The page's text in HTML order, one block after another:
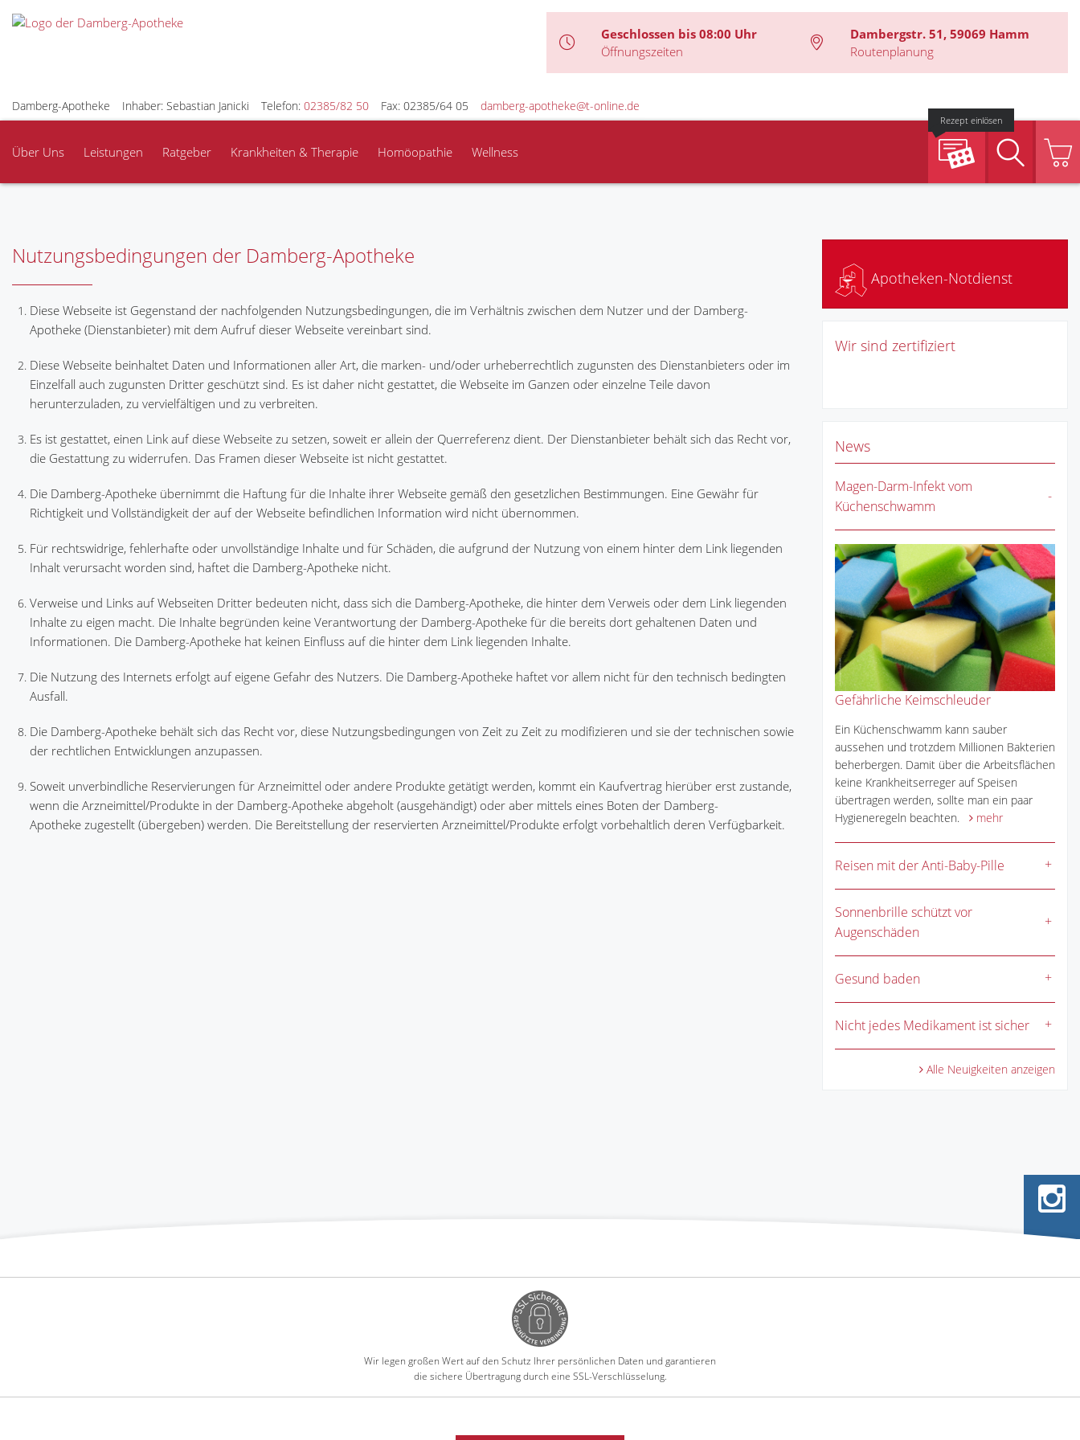
Geschlossen bis 08:00 Uhr
Öffnungszeiten
Dambergstr. 51, 59069 Hamm
Routenplanung
Damberg-Apotheke Inhaber: Sebastian Janicki Telefon: 02385/82 50 Fax: 02385/64 05 damberg-apotheke@t-online.de
Über Uns Leistungen Ratgeber Krankheiten & Therapie Homöopathie Wellness
Rezept einlösen
Suche
Nutzungsbedingungen der Damberg-Apotheke
Diese Webseite ist Gegenstand der nachfolgenden Nutzungsbedingungen, die im Verhältnis zwischen dem Nutzer und der Damberg-
Apotheke (Dienstanbieter) mit dem Aufruf dieser Webseite vereinbart sind.
Diese Webseite beinhaltet Daten und Informationen aller Art, die marken- und/oder urheberrechtlich zugunsten des Dienstanbieters oder im
Einzelfall auch zugunsten Dritter geschützt sind. Es ist daher nicht gestattet, die Webseite im Ganzen oder einzelne Teile davon
herunterzuladen, zu vervielfältigen und zu verbreiten.
Es ist gestattet, einen Link auf diese Webseite zu setzen, soweit er allein der Querreferenz dient. Der Dienstanbieter behält sich das Recht vor,
die Gestattung zu widerrufen. Das Framen dieser Webseite ist nicht gestattet.
Die Damberg-Apotheke übernimmt die Haftung für die Inhalte ihrer Webseite gemäß den gesetzlichen Bestimmungen. Eine Gewähr für
Richtigkeit und Vollständigkeit der auf der Webseite befindlichen Information wird nicht übernommen.
Für rechtswidrige, fehlerhafte oder unvollständige Inhalte und für Schäden, die aufgrund der Nutzung von einem hinter dem Link liegenden
Inhalt verursacht worden sind, haftet die Damberg-Apotheke nicht.
Verweise und Links auf Webseiten Dritter bedeuten nicht, dass sich die Damberg-Apotheke, die hinter dem Verweis oder dem Link liegenden
Inhalte zu eigen macht. Die Inhalte begründen keine Verantwortung der Damberg-Apotheke für die bereits dort gehaltenen Daten und
Informationen. Die Damberg-Apotheke hat keinen Einfluss auf die hinter dem Link liegenden Inhalte.
Die Nutzung des Internets erfolgt auf eigene Gefahr des Nutzers. Die Damberg-Apotheke haftet vor allem nicht für den technisch bedingten
Ausfall.
Die Damberg-Apotheke behält sich das Recht vor, diese Nutzungsbedingungen von Zeit zu Zeit zu modifizieren und sie der technischen sowie
der rechtlichen Entwicklungen anzupassen.
Soweit unverbindliche Reservierungen für Arzneimittel oder andere Produkte getätigt werden, kommt ein Kaufvertrag hierüber erst zustande,
wenn die Arzneimittel/Produkte in der Damberg-Apotheke abgeholt (ausgehändigt) oder aber mittels eines Boten der Damberg-
Apotheke zugestellt (übergeben) werden. Die Bereitstellung der reservierten Arzneimittel/Produkte erfolgt vorbehaltlich deren Verfügbarkeit.
Apotheken-Notdienst
Wir sind zertifiziert
News
Magen-Darm-Infekt vom
Küchenschwamm
Gefährliche Keimschleuder
Ein Küchenschwamm kann sauber
aussehen und trotzdem Millionen Bakterien
beherbergen. Damit über die Arbeitsflächen
keine Krankheitserreger auf Speisen
übertragen werden, sollte man ein paar
Hygieneregeln beachten.
mehr
Reisen mit der Anti-Baby-Pille
Sonnenbrille schützt vor
Augenschäden
Gesund baden
Nicht jedes Medikament ist sicher
Alle Neuigkeiten anzeigen
Wir legen großen Wert auf den Schutz Ihrer persönlichen Daten und garantieren
die sichere Übertragung durch eine SSL-Verschlüsselung.